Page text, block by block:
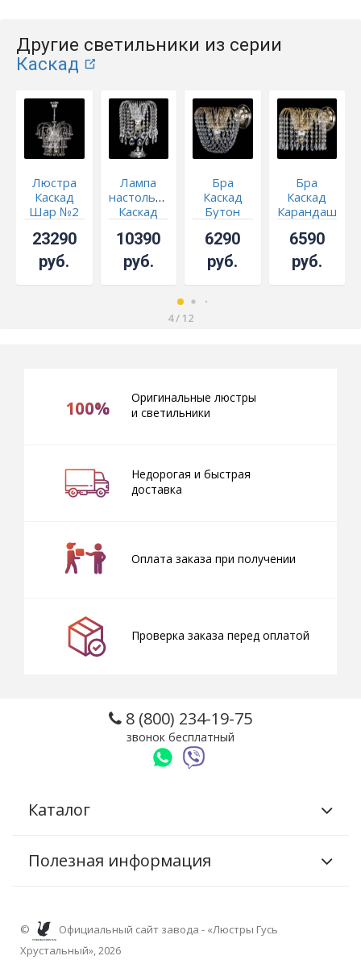
Другие светильники из серии
Каскад
Люстра
Каскад
Шар №2
23290
руб.
Лампа
настольная
Каскад
10390
руб.
Бра
Каскад
Бутон
6290
руб.
Бра
Каскад
Карандаш
6590
руб.
4/ 12
100%
Оригинальные люстры
и светильники
Недорогая и быстрая
доставка
Оплата заказа при получении
Проверка заказа перед оплатой
8 (800) 234-19-75
звонок бесплатный
Каталог
Полезная информация
©
Официальный сайт завода - «Люстры Гусь
Хрустальный», 2026